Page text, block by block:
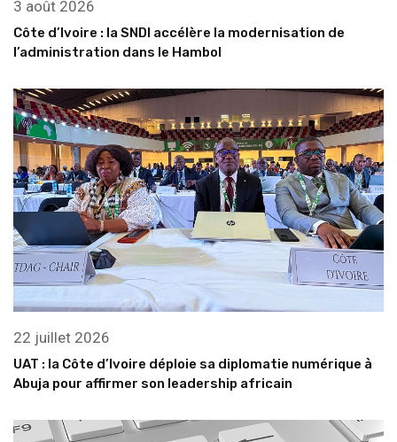
3 août 2026
Côte d’Ivoire : la SNDI accélère la modernisation de
l’administration dans le Hambol
22 juillet 2026
UAT : la Côte d’Ivoire déploie sa diplomatie numérique à
Abuja pour affirmer son leadership africain